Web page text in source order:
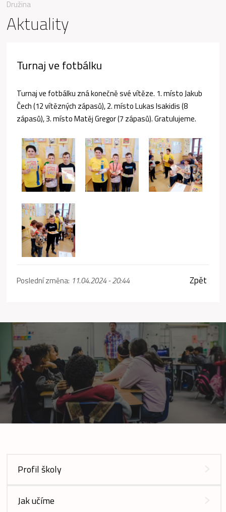
Družina
Aktuality
Turnaj ve fotbálku
Turnaj ve fotbálku zná konečně své vítěze. 1. místo Jakub
Čech (12 vítězných zápasů), 2. místo Lukas Isakidis (8
zápasů), 3. místo Matěj Gregor (7 zápasů). Gratulujeme.
Poslední změna: 11.04.2024 - 20:44 Zpět
Profil školy
Jak učíme